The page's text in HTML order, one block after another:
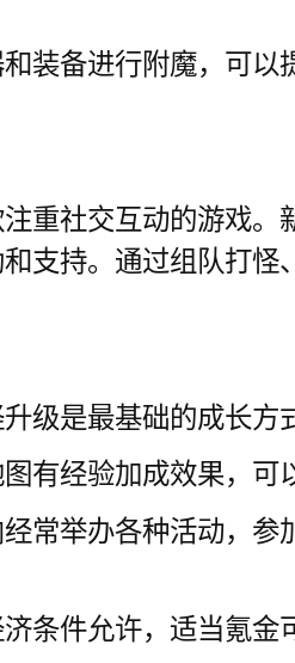
装备进行附魔，可以
重社交互动的游戏。
支持。通过组队打怪
级是最基础的成长方
有经验加成效果，可
常举办各种活动，参
条件允许，适当氪金